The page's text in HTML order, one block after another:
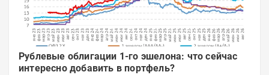
Рублевые облигации 1-го эшелона: что сейчас
интересно добавить в портфель?